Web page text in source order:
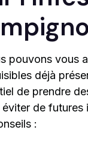
pouvons vous
déjà
de prendre
de futures
: